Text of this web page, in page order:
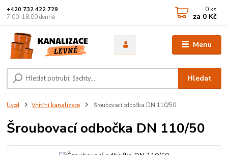
Menu
Hledat
+420 732 422 729
7:00–18:00 denně
0 ks
za 0 Kč
Úvod Vnitřní kanalizace Šroubovací odbočka DN 110/50
Šroubovací odbočka DN 110/50